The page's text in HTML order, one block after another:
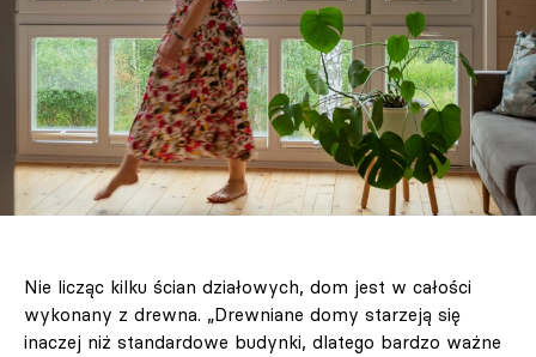
Nie licząc kilku ścian działowych, dom jest w całości
wykonany z drewna. „Drewniane domy starzeją się
inaczej niż standardowe budynki, dlatego bardzo ważne